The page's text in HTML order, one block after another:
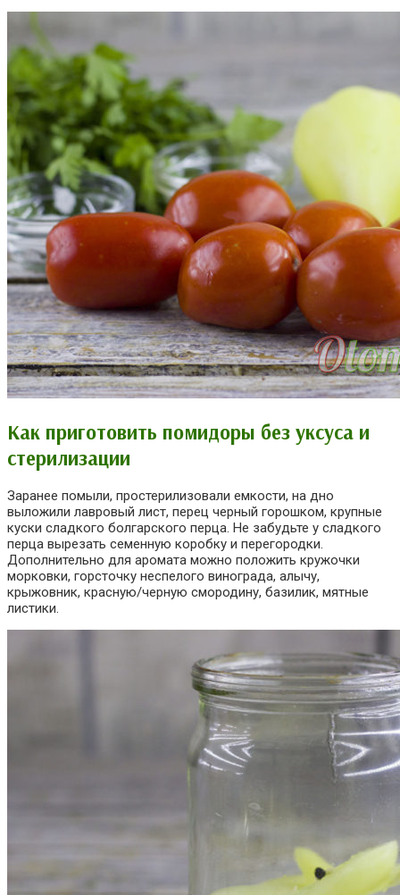
Как приготовить помидоры без уксуса и
стерилизации
Заранее помыли, простерилизовали емкости, на дно
выложили лавровый лист, перец черный горошком, крупные
куски сладкого болгарского перца. Не забудьте у сладкого
перца вырезать семенную коробку и перегородки.
Дополнительно для аромата можно положить кружочки
морковки, горсточку неспелого винограда, алычу,
крыжовник, красную/черную смородину, базилик, мятные
листики.